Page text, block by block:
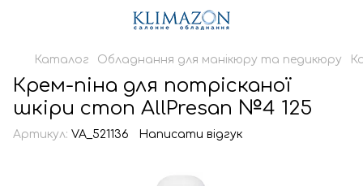
Каталог Обладнання для манікюру та педикюру
Крем-піна для потрісканої
шкіри стоп AllPresan №4 125
Артикул: VA_521136 Написати відгук